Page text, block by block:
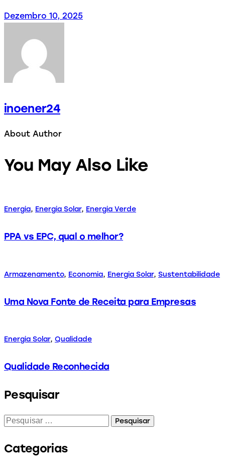
Dezembro 10, 2025
inoener24
About Author
You May Also Like
Energia, Energia Solar, Energia Verde
PPA vs EPC, qual o melhor?
Armazenamento, Economia, Energia Solar, Sustentabilidade
Uma Nova Fonte de Receita para Empresas
Energia Solar, Qualidade
Qualidade Reconhecida
Pesquisar
Categorias